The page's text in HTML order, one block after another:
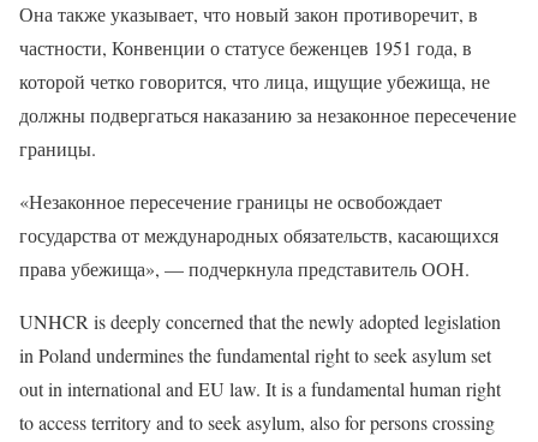
Она также указывает, что новый закон противоречит, в
частности, Конвенции о статусе беженцев 1951 года, в
которой четко говорится, что лица, ищущие убежища, не
должны подвергаться наказанию за незаконное пересечение
границы.
«Незаконное пересечение границы не освобождает
государства от международных обязательств, касающихся
права убежища», — подчеркнула представитель ООН.
UNHCR is deeply concerned that the newly adopted legislation
in Poland undermines the fundamental right to seek asylum set
out in international and EU law. It is a fundamental human right
to access territory and to seek asylum, also for persons crossing